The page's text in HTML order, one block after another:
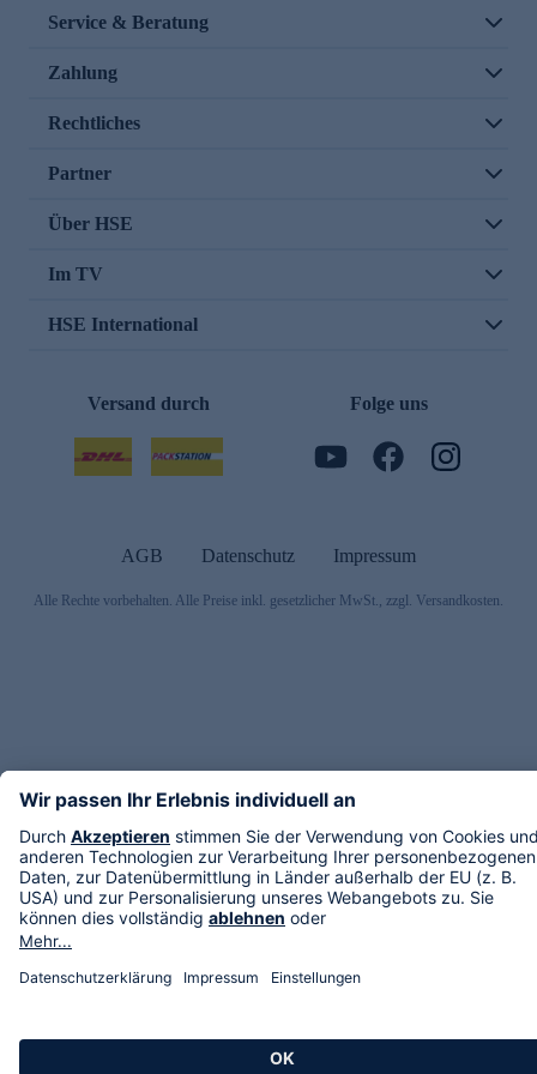
Service & Beratung
Zahlung
Rechtliches
Partner
Über HSE
Im TV
HSE International
Versand durch Folge uns
AGB Datenschutz Impressum
Alle Rechte vorbehalten. Alle Preise inkl. gesetzlicher MwSt., zzgl. Versandkosten.